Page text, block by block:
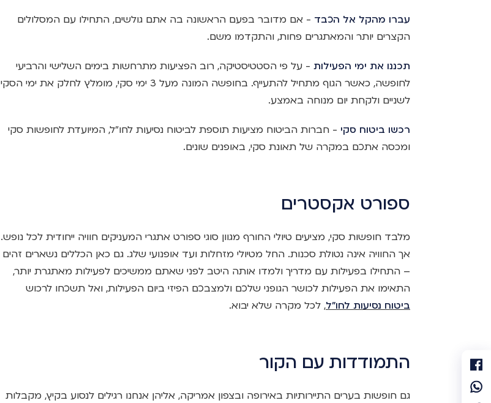
עברו מהקל אל הכבד - אם מדובר בפעם הראשונה בה אתם גולשים, התחילו עם המסלולים
הקצרים יותר והמאתגרים פחות, והתקדמו משם.
תכננו את ימי הפעילות - על פי הסטטיסטיקה, רוב הפציעות מתרחשות בימים השלישי והרביעי
לחופשה, כאשר הגוף מתחיל להתעייף. בחופשה המונה מעל 3 ימי סקי, מומלץ לחלק את ימי הסקי
לשניים ולקחת יום מנוחה באמצע.
רכשו ביטוח סקי - חברות הביטוח מציעות תוספת לביטוח נסיעות לחו"ל, המיועדת לחופשות סקי
ומכסה אתכם במקרה של תאונת סקי, באופנים שונים.
ספורט אקסטרים
מלבד חופשות סקי, מציעים טיולי החורף מגוון סוגי ספורט אתגרי המעניקים חוויה ייחודית לכל נופש.
אך החוויה אינה נטולת סכנות. החל מטיולי מזחלות ועד אופנועי שלג. גם כאן הכללים נשארים זהים
– התחילו בפעילות עם מדריך ולמדו אותה היטב לפני שאתם ממשיכים לפעילות מאתגרת יותר,
התאימו את הפעילות לכושר הגופני שלכם ולמצבכם הפיזי ביום הפעילות, ואל תשכחו לרכוש
ביטוח נסיעות לחו"ל, לכל מקרה שלא יבוא.
התמודדות עם הקור
גם חופשות בערים התיירותיות באירופה ובצפון אמריקה, אליהן אנחנו רגילים לנסוע בקיץ, מקבלות